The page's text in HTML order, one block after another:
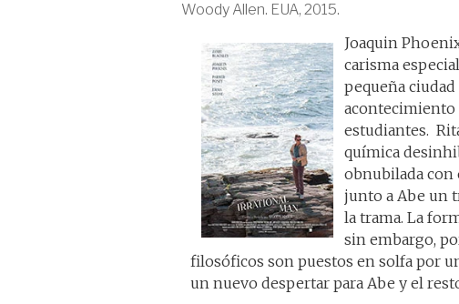
Woody Allen. EUA, 2015.
Joaquin
carisma
pequeña
acontecimiento
estudiantes.
química
obnubilada con
junto a Abe un
la trama. La
sin embargo,
filosóficos son puestos en solfa por
un nuevo despertar para Abe y el